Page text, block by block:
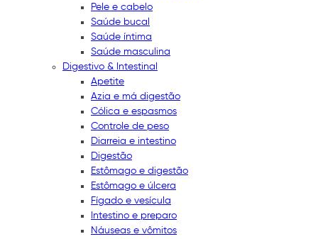
Pele e cabelo
Saúde bucal
Saúde íntima
Saúde masculina
Digestivo & Intestinal
Apetite
Azia e má digestão
Cólica e espasmos
Controle de peso
Diarreia e intestino
Digestão
Estômago e digestão
Estômago e úlcera
Fígado e vesícula
Intestino e preparo
Náuseas e vômitos